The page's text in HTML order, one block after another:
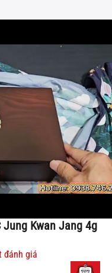
Jung Kwan Jang 4g
đánh giá